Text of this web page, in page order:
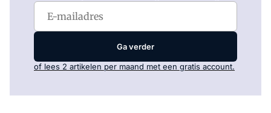
Ga verder
of lees 2 artikelen per maand met een gratis account.